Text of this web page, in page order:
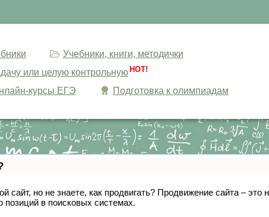
Учебники, книги, методички
или целую контрольную HOT!
курсы ЕГЭ Подготовка к олимпиадам
сайт, но не знаете, как продвигать? Продвижение сайта –
в поисковых системах.